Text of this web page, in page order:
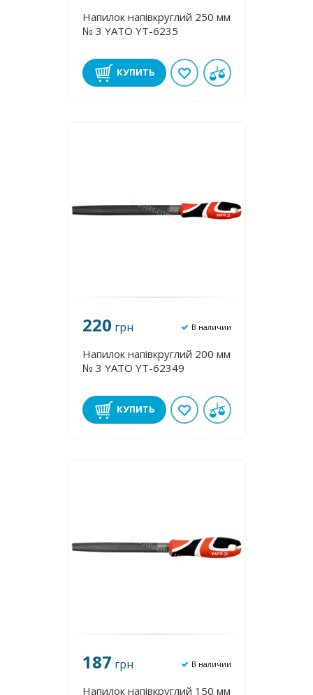
Напилок напівкруглий 250 мм
№ 3 YATO YT-6235
КУПИТЬ
220 грн В наличии
Напилок напівкруглий 200 мм
№ 3 YATO YT-62349
КУПИТЬ
187 грн В наличии
Напилок напівкруглий 150 мм